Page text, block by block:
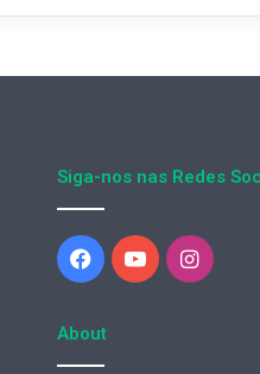
Siga-nos nas Redes
Facebook
YouTube
About